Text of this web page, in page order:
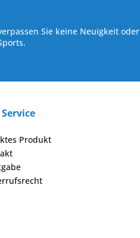
Sie keine Neuigkeit oder
Produkt